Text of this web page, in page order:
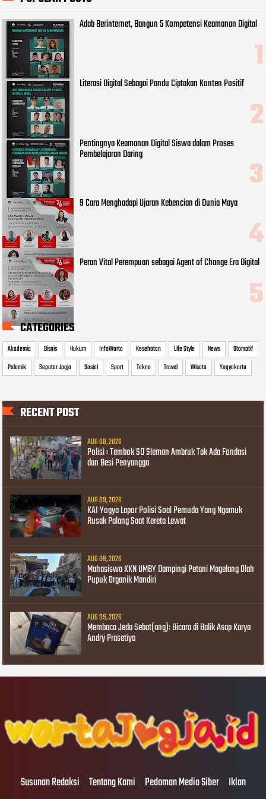
Adab Berinternet, Bangun 5 Kompetensi Keamanan Digital
Literasi Digital Sebagai Pandu Ciptakan Konten Positif
Pentingnya Keamanan Digital Siswa dalam Proses
Pembelajaran Daring
9 Cara Menghadapi Ujaran Kebencian di Dunia Maya
Peran Vital Perempuan sebagai Agent of Change Era Digital
CATEGORIES
Akademia Bisnis Hukum InfoWarta Kesehatan Life Style News
Otomotif
Polemik
Seputar Jogja Sosial Sport Tekno Travel Wisata Yogyakarta
RECENT POST
AUG 09, 2026
Polisi : Tembok SD Sleman Ambruk Tak Ada Fondasi
dan Besi Penyangga
AUG 09, 2026
KAI Yogya Lapor Polisi Soal Pemuda Yang Ngamuk
Rusak Palang Saat Kereta Lewat
AUG 09, 2026
Mahasiswa KKN UMBY Dampingi Petani Magelang Olah
Pupuk Organik Mandiri
AUG 09, 2026
Membaca Jeda Sebat(ang): Bicara di Balik Asap Karya
Andry Prasetiyo
Susunan Redaksi Tentang Kami Pedoman Media Siber Iklan